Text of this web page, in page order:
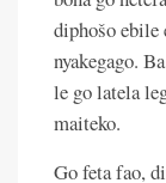
diphošo ebile
nyakegago.
le go latela
maiteko.
Go feta fao,